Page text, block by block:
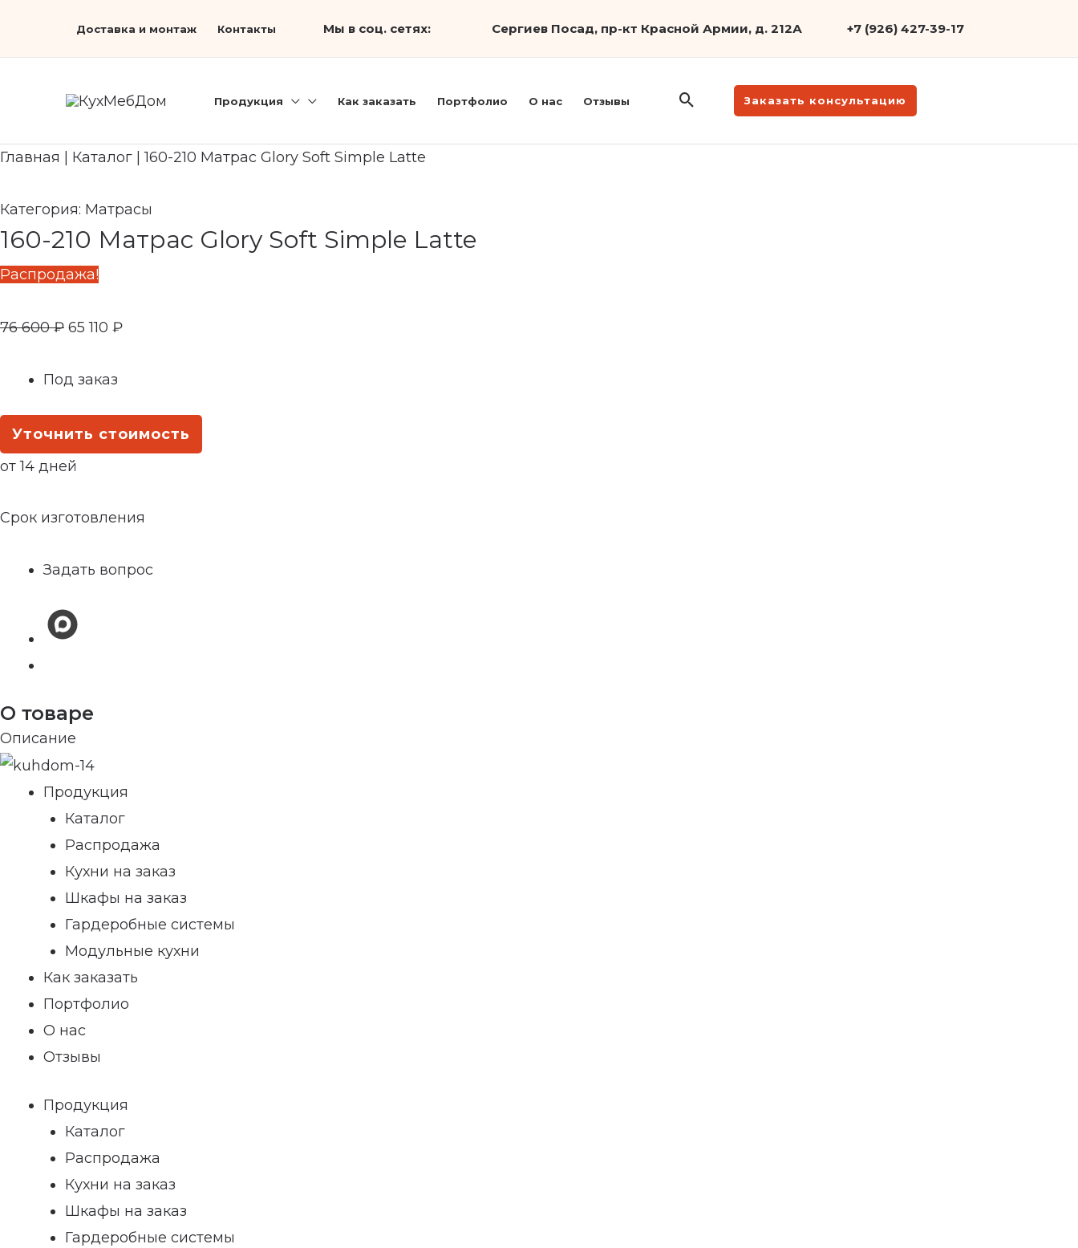
Доставка и монтаж Контакты Мы в соц. сетях: Сергиев Посад, пр-кт Красной Армии, д. 212А +7 (926) 427-39-17
Продукция Как заказать Портфолио О нас Отзывы Заказать консультацию
Главная Каталог |160-210 Матрас Glory Soft Simple Latte
Категория: Матрасы
160-210 Матрас Glory Soft Simple Latte
Распродажа!
76 600₽
цена
76
65 110 ₽
цена:
110 ₽.
Под заказ
Уточнить стоимость
от 14 дней
Срок изготовления
Задать вопрос
О товаре
Описание
Продукция
Каталог
Распродажа
Кухни на заказ
Шкафы на заказ
Гардеробные системы
Модульные кухни
Как заказать
Портфолио
О нас
Отзывы
Продукция
Каталог
Распродажа
Кухни на заказ
Шкафы на заказ
Гардеробные системы